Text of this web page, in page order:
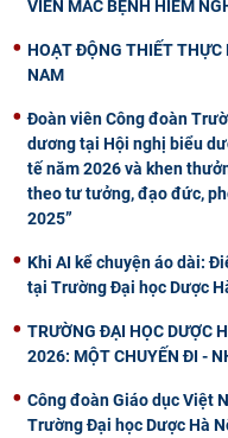
VIÊN MẮC BỆNH HIỂM
HOẠT ĐỘNG THIẾT THỰC
NAM
Đoàn viên Công đoàn
dương tại Hội nghị biểu
tế năm 2026 và khen
theo tư tưởng, đạo đức,
2025”
Khi AI kể chuyện áo dài:
tại Trường Đại học Dược
TRƯỜNG ĐẠI HỌC DƯỢC
2026: MỘT CHUYẾN ĐI -
Công đoàn Giáo dục Việt
Trường Đại học Dược Hà